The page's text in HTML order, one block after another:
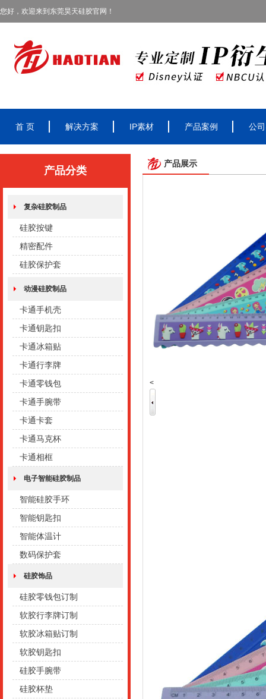
您好，欢迎来到东莞昊天硅胶官网！
首 页 解决方案 IP素材 产品案例 公
产品分类
复杂硅胶制品
硅胶按键
精密配件
硅胶保护套
动漫硅胶制品
卡通手机壳
卡通钥匙扣
卡通冰箱贴
卡通行李牌
卡通零钱包
卡通手腕带
卡通卡套
卡通马克杯
卡通相框
电子智能硅胶制品
智能硅胶手环
智能钥匙扣
智能体温计
数码保护套
硅胶饰品
硅胶零钱包订制
软胶行李牌订制
软胶冰箱贴订制
软胶钥匙扣
硅胶手腕带
硅胶杯垫
产品展示
<